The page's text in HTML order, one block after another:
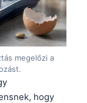
megelőzi a
hogy